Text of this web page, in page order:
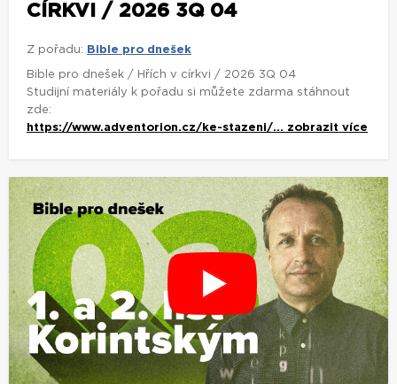
CÍRKVI / 2026 3Q 04
Z pořadu: Bible pro dnešek
Bible pro dnešek / Hřích v církvi / 2026 3Q 04
Studijní materiály k pořadu si můžete zdarma stáhnout
zde:
https://www.adventorion.cz/ke-stazeni/... zobrazit více